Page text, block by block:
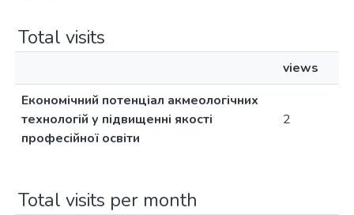
Total visits
views
Економічний потенціал акмеологічних
технологій у підвищенні якості
професійної освіти
2
Total visits per month